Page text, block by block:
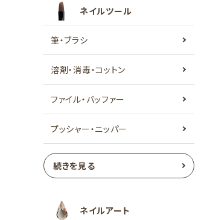
ネイルツール
筆・ブラシ
溶剤・消毒・コットン
ファイル・バッファー
プッシャー・ニッパー
続きを見る
ネイルアート